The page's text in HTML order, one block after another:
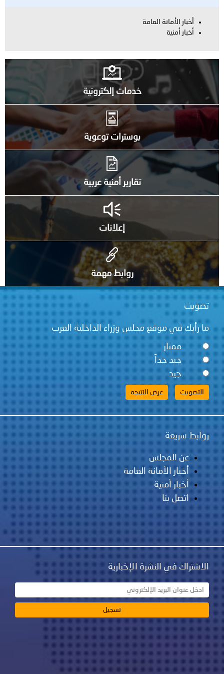
أخبار الأمانة العامة
أخبار أمنية
خدمات إلكترونية
بوسترات توعوية
تقارير أمنية عربية
إعلانات
روابط مهمة
تصويت
ما رأيك في موقع مجلس وزراء الداخلية العرب
ممتاز
جيد جداً
جيد
روابط سريعة
عن المجلس
أخبار الأمانة العامة
أخبار أمنية
اتصل بنا
الاشتراك في النشرة الإخبارية